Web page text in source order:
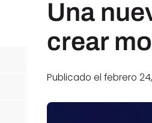
Una
crear
Publicado el febrero